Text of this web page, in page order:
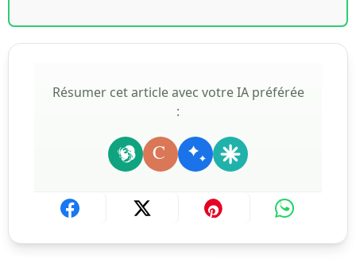
Résumer cet article avec votre IA préférée
:
C